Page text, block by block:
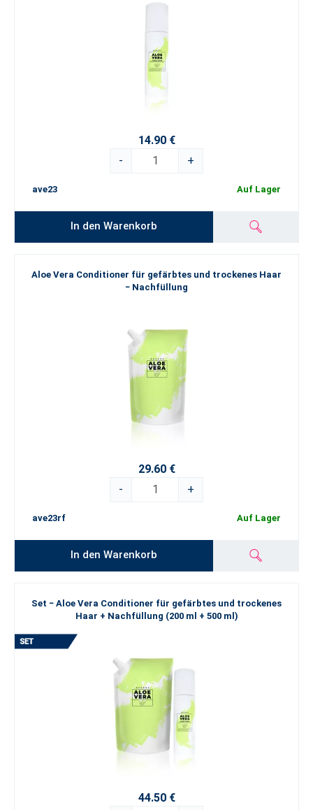
14.90 €
-
+
ave23 Auf Lager
In den Warenkorb
Aloe Vera Conditioner für gefärbtes und trockenes Haar
− Nachfüllung
29.60 €
-
+
ave23rf Auf Lager
In den Warenkorb
Set − Aloe Vera Conditioner für gefärbtes und trockenes
Haar + Nachfüllung (200 ml + 500 ml)
44.50 €